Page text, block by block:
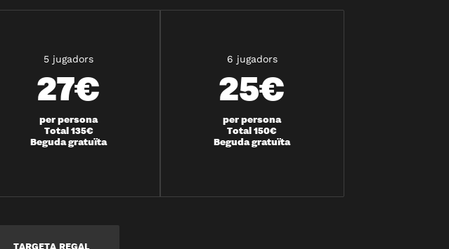
5 jugadors
27€
per persona
Total 135€
Beguda gratuïta
6 jugadors
25€
per persona
Total 150€
Beguda gratuïta
TARGETA REGAL